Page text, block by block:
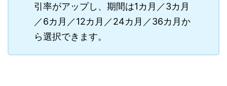
引率がアップし、期間は1カ月／3カ月
／6カ月／12カ月／24カ月／36カ月か
ら選択できます。